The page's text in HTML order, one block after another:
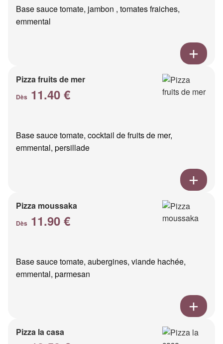
Base sauce tomate, jambon , tomates fraiches,
emmental
Pizza fruits de mer
Dès 11.40 €
Base sauce tomate, cocktail de fruits de mer,
emmental, persillade
Pizza moussaka
Dès 11.90 €
Base sauce tomate, aubergines, viande hachée,
emmental, parmesan
Pizza la casa